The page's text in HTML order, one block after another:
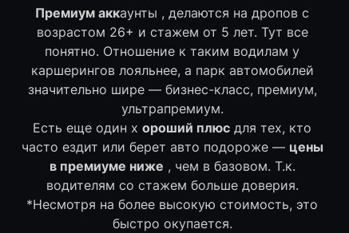
Премиум аккаунты , делаются на дропов с
возрастом 26+ и стажем от 5 лет. Тут все
понятно. Отношение к таким водилам у
каршерингов лояльнее, а парк автомобилей
значительно шире — бизнес-класс, премиум,
ультрапремиум.
Есть еще один хороший плюс для тех, кто
часто ездит или берет авто подороже — цены
в премиуме ниже , чем в базовом. Т.к.
водителям со стажем больше доверия.
*Несмотря на более высокую стоимость, это
быстро окупается.